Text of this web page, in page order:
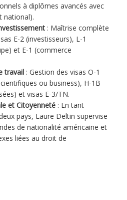
à diplômes avancés avec
national).
: Maîtrise complète
E-2 (investisseurs), L-1
et E-1 (commerce
travail : Gestion des visas O-1
ou business), H-1B
et visas E-3/TN.
et Citoyenneté : En tant
pays, Laure Deltin supervise
de nationalité américaine et
liées au droit de